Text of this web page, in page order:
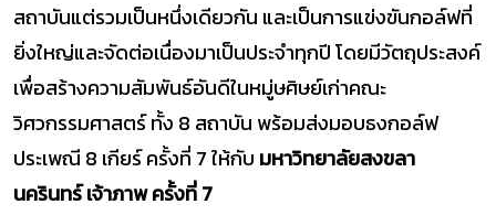
สถาบันแต่รวมเป็นหนึ่งเดียวกัน และเป็นการแข่งขันกอล์ฟที่
ยิ่งใหญ่และจัดต่อเนื่องมาเป็นประจำทุกปี โดยมีวัตถุประสงค์
เพื่อสร้างความสัมพันธ์อันดีในหมู่ษศิษย์เก่าคณะ
วิศวกรรมศาสตร์ ทั้ง 8 สถาบัน พร้อมส่งมอบธงกอล์ฟ
ประเพณี 8 เกียร์ ครั้งที่ 7 ให้กับ มหาวิทยาลัยสงขลา
นครินทร์เจ้าภาพ ครั้งที่ 7